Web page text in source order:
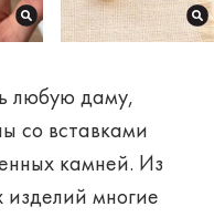
любую даму,
со вставками
камней. Из
изделий многие